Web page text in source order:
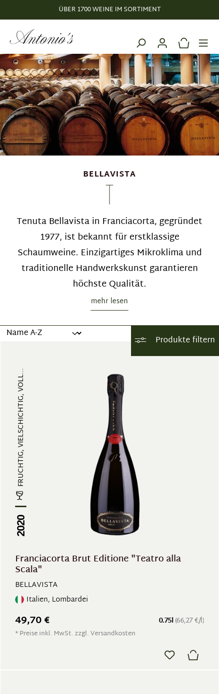
ÜBER 1700 WEINE IM SORTIMENT
BELLAVISTA
Tenuta Bellavista in Franciacorta, gegründet
1977, ist bekannt für erstklassige
Schaumweine. Einzigartiges Mikroklima und
traditionelle Handwerkskunst garantieren
höchste Qualität.
mehr lesen
Produkte filtern
FRUCHTIG, VIELSCHICHTIG, VOLL...
2020
Franciacorta Brut Editione "Teatro alla
Scala"
BELLAVISTA
Italien, Lombardei
0.75l (66,27 €/l)
49,70 €
* Preise inkl. MwSt. zzgl. Versandkosten